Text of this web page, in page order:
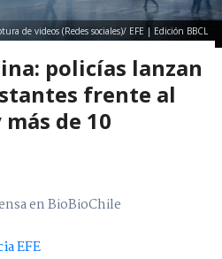
de videos (Redes sociales)/ EFE | Edición BBCL
policías lanzan
frente al
de 10
en BioBioChile
EFE